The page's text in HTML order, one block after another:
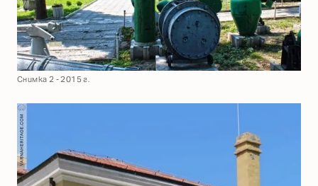
Снимка 2 - 2015 г.